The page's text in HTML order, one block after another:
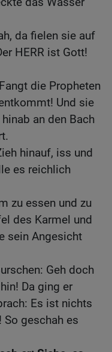
da fielen sie auf
HERR ist Gott!
die Propheten
Und sie
an den Bach
hinauf, iss und
es reichlich
zu essen und zu
des Karmel und
sein Angesicht
Geh doch
Da ging er
Es ist nichts
So geschah es